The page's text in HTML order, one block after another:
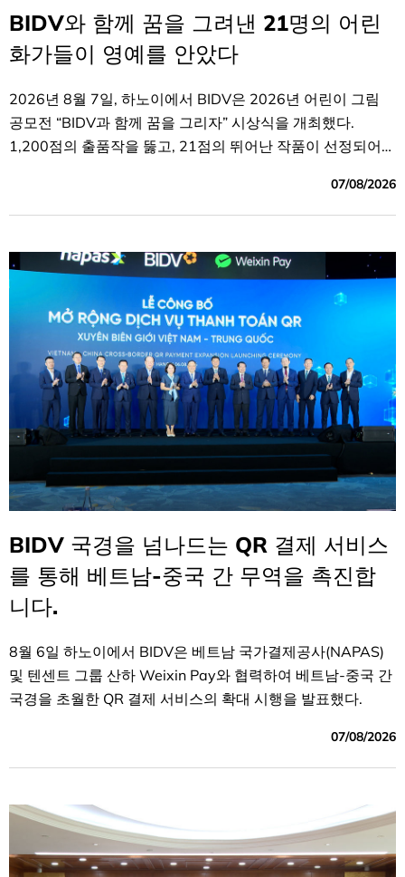
BIDV와 함께 꿈을 그려낸 21명의 어린
화가들이 영예를 안았다
2026년 8월 7일, 하노이에서 BIDV은 2026년 어린이 그림
공모전 “BIDV과 함께 꿈을 그리자” 시상식을 개최했다.
1,200점의 출품작을 뚫고, 21점의 뛰어난 작품이 선정되어
07/08/2026
BIDV 국경을 넘나드는 QR 결제 서비스
를 통해 베트남-중국 간 무역을 촉진합
니다.
8월 6일 하노이에서 BIDV은 베트남 국가결제공사(NAPAS)
및 텐센트 그룹 산하 Weixin Pay와 협력하여 베트남-중국 간
국경을 초월한 QR 결제 서비스의 확대 시행을 발표했다.
07/08/2026